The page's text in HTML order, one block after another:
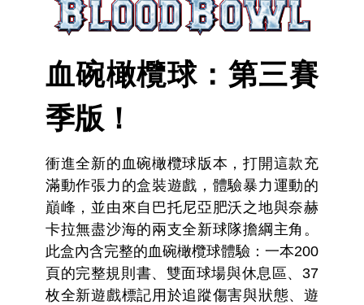
血碗橄欖球：第三賽
季版！
衝進全新的血碗橄欖球版本，打開這款充
滿動作張力的盒裝遊戲，體驗暴力運動的
巔峰，並由來自巴托尼亞肥沃之地與奈赫
卡拉無盡沙海的兩支全新球隊擔綱主角。
此盒內含完整的血碗橄欖球體驗：一本200
頁的完整規則書、雙面球場與休息區、37
枚全新遊戲標記用於追蹤傷害與狀態、遊